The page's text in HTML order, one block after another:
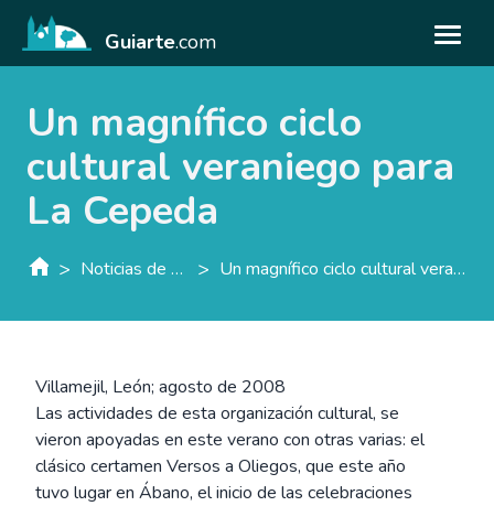
Guiarte.com
Un magnífico ciclo
cultural veraniego para
La Cepeda
> Noticias de guiarte.con > Un magnífico ciclo cultural veraniego para La Cepeda
Villamejil, León; agosto de 2008
Las actividades de esta organización cultural, se
vieron apoyadas en este verano con otras varias: el
clásico certamen Versos a Oliegos, que este año
tuvo lugar en Ábano, el inicio de las celebraciones